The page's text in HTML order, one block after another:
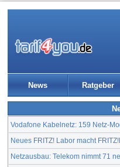
News Ratgeber
Vodafone Kabelnetz: 159 Netz-
Neues FRITZ! Labor macht
Netzausbau: Telekom nimmt 71